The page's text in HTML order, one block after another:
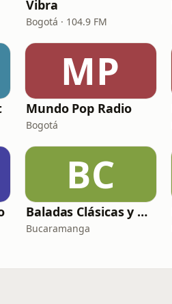
Vibra
Bogotá · 104.9 FM
MP
Mundo Pop Radio
Bogotá
BC
Baladas Clásicas y Viejitas
Bucaramanga